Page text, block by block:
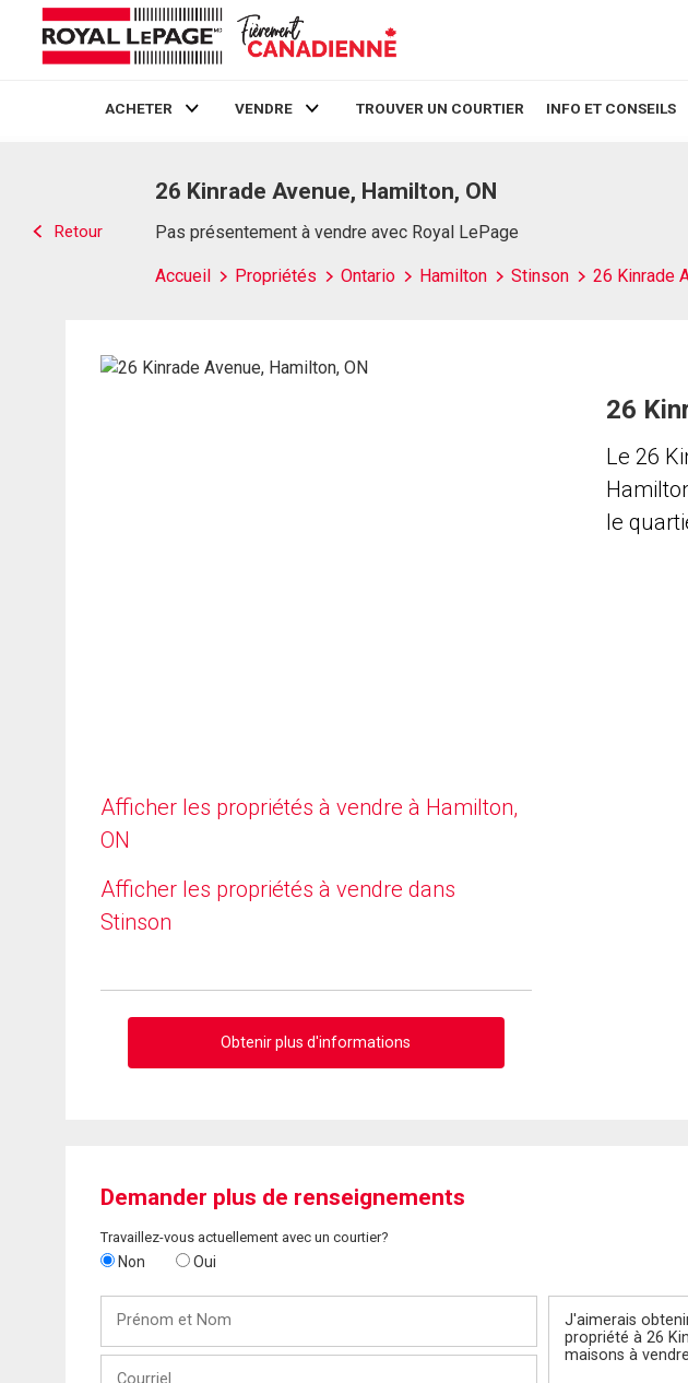
ACHETER VENDRE TROUVER UN COURTIER INFO ET CONSEILS
Retour
26 Kinrade Avenue, Hamilton, ON
Pas présentement à vendre avec Royal LePage
Accueil Propriétés Ontario Hamilton Stinson 26 Kinrade
Afficher les propriétés à vendre à Hamilton,
ON
Afficher les propriétés à vendre dans
Stinson
Obtenir plus d'informations
26
Le 26
le
Demander plus de renseignements
Travaillez-vous actuellement avec un courtier?
Non Oui
Nom